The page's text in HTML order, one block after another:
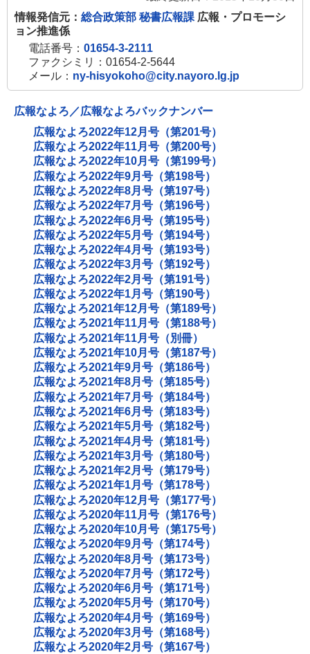
情報発信元： 総合政策部 秘書広報課 広報・プロモーシ
ョン推進係
電話番号： 01654-3-2111
ファクシミリ：01654-2-5644
メール： ny-hisyokoho@city.nayoro.lg.jp
広報なよろ／広報なよろバックナンバー
広報なよろ2022年12月号（第201号）
広報なよろ2022年11月号（第200号）
広報なよろ2022年10月号（第199号）
広報なよろ2022年9月号（第198号）
広報なよろ2022年8月号（第197号）
広報なよろ2022年7月号（第196号）
広報なよろ2022年6月号（第195号）
広報なよろ2022年5月号（第194号）
広報なよろ2022年4月号（第193号）
広報なよろ2022年3月号（第192号）
広報なよろ2022年2月号（第191号）
広報なよろ2022年1月号（第190号）
広報なよろ2021年12月号（第189号）
広報なよろ2021年11月号（第188号）
広報なよろ2021年11月号（別冊）
広報なよろ2021年10月号（第187号）
広報なよろ2021年9月号（第186号）
広報なよろ2021年8月号（第185号）
広報なよろ2021年7月号（第184号）
広報なよろ2021年6月号（第183号）
広報なよろ2021年5月号（第182号）
広報なよろ2021年4月号（第181号）
広報なよろ2021年3月号（第180号）
広報なよろ2021年2月号（第179号）
広報なよろ2021年1月号（第178号）
広報なよろ2020年12月号（第177号）
広報なよろ2020年11月号（第176号）
広報なよろ2020年10月号（第175号）
広報なよろ2020年9月号（第174号）
広報なよろ2020年8月号（第173号）
広報なよろ2020年7月号（第172号）
広報なよろ2020年6月号（第171号）
広報なよろ2020年5月号（第170号）
広報なよろ2020年4月号（第169号）
広報なよろ2020年3月号（第168号）
広報なよろ2020年2月号（第167号）